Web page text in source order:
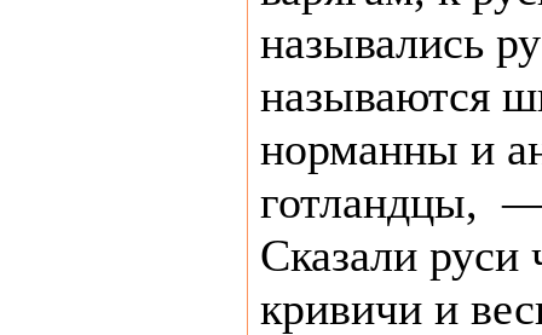
назывались
называются
норманны и
готландцы, —
Сказали руси
кривичи и